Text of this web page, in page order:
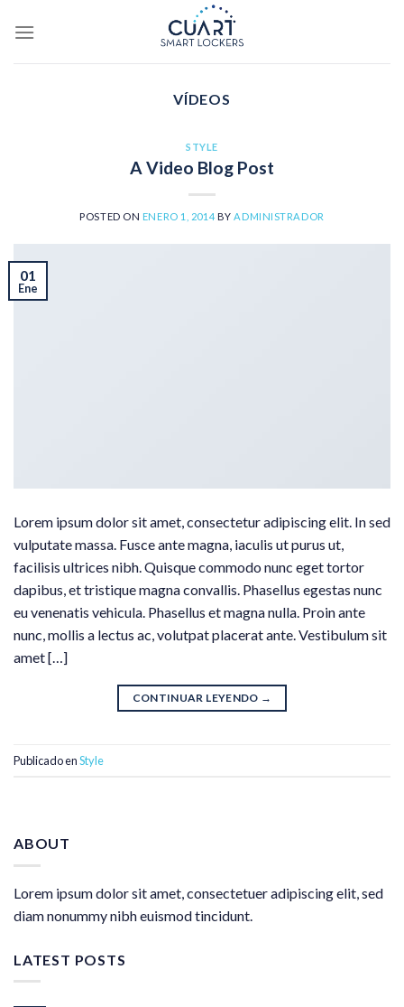
VÍDEOS
STYLE
A Video Blog Post
POSTED ON ENERO 1, 2014 BY ADMINISTRADOR
01
Ene
Lorem ipsum dolor sit amet, consectetur adipiscing elit. In sed
vulputate massa. Fusce ante magna, iaculis ut purus ut,
facilisis ultrices nibh. Quisque commodo nunc eget tortor
dapibus, et tristique magna convallis. Phasellus egestas nunc
eu venenatis vehicula. Phasellus et magna nulla. Proin ante
nunc, mollis a lectus ac, volutpat placerat ante. Vestibulum sit
amet […]
CONTINUAR LEYENDO →
Publicado enStyle
ABOUT
Lorem ipsum dolor sit amet, consectetuer adipiscing elit, sed
diam nonummy nibh euismod tincidunt.
LATEST POSTS